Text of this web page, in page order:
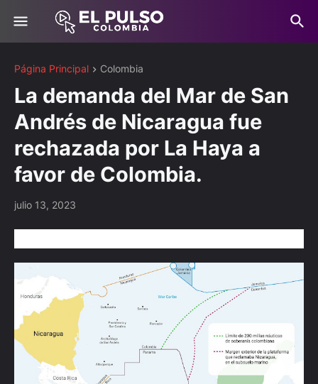
Página Principal Colombia
La demanda del Mar de San
Andrés de Nicaragua fue
rechazada por La Haya a
favor de Colombia.
julio 13, 2023